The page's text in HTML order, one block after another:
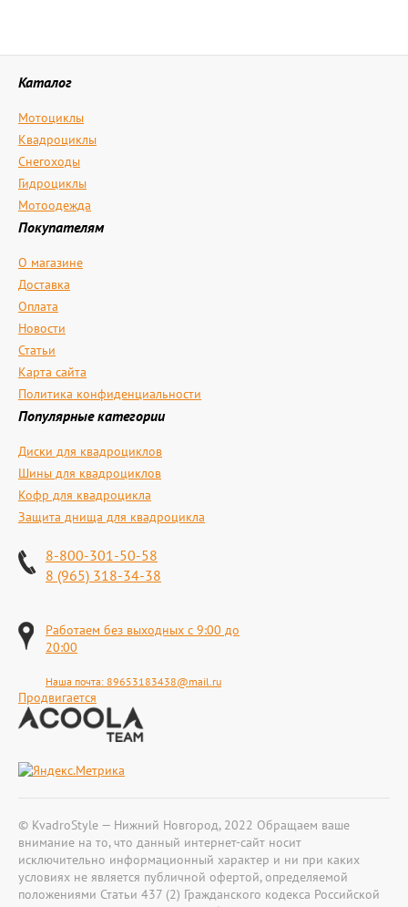
Каталог
Мотоциклы
Квадроциклы
Снегоходы
Гидроциклы
Мотоодежда
Покупателям
О магазине
Доставка
Оплата
Новости
Статьи
Карта сайта
Политика конфиденциальности
Популярные категории
Диски для квадроциклов
Шины для квадроциклов
Кофр для квадроцикла
Защита днища для квадроцикла
8-800-301-50-58
8 (965) 318-34-38
Работаем без выходных с 9:00 до
20:00
Наша почта: 89653183438@mail.ru
Продвигается
© KvadroStyle — Нижний Новгород, 2022 Обращаем ваше
внимание на то, что данный интернет-сайт носит
исключительно информационный характер и ни при каких
условиях не является публичной офертой, определяемой
положениями Статьи 437 (2) Гражданского кодекса Российской